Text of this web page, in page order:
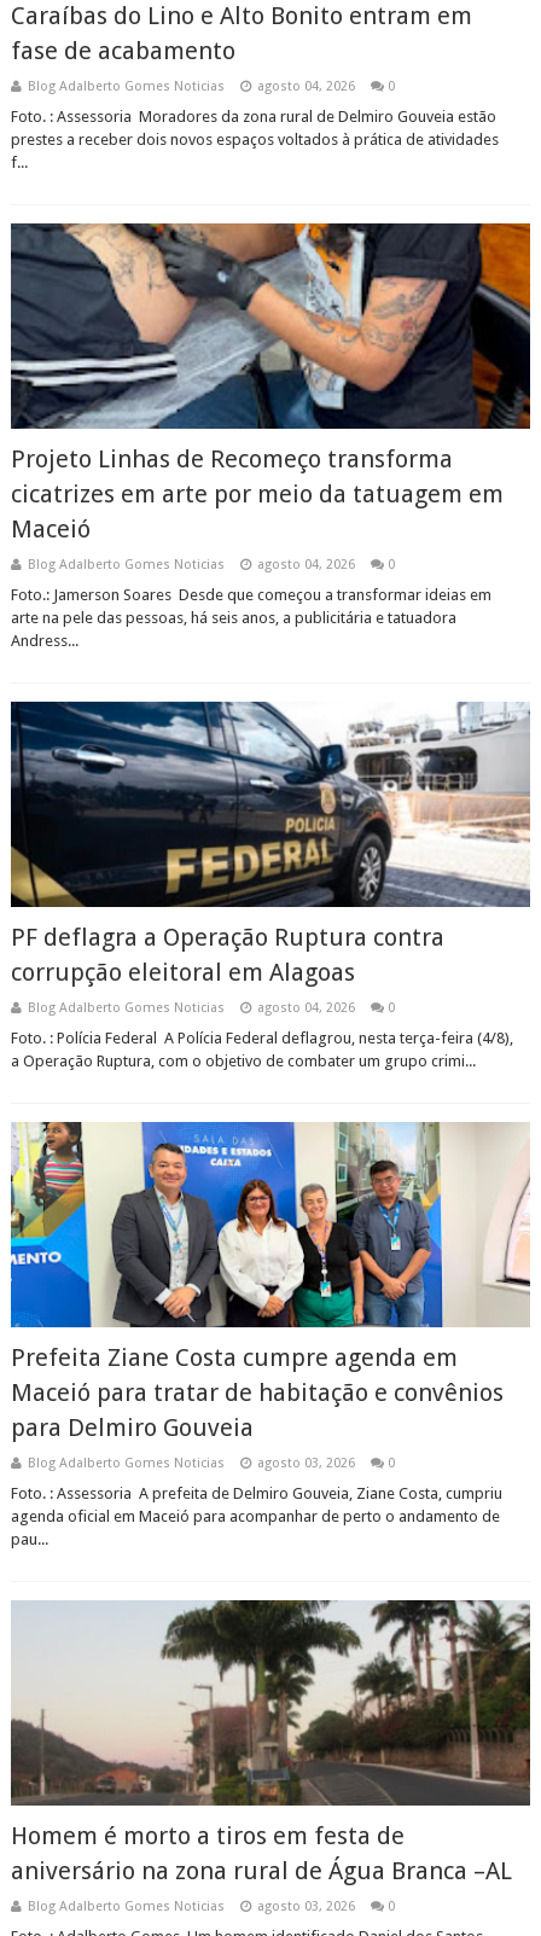
Caraíbas do Lino e Alto Bonito entram em
fase de acabamento
Blog Adalberto Gomes Noticias agosto 04, 2026 0
Foto. : Assessoria Moradores da zona rural de Delmiro Gouveia estão
prestes a receber dois novos espaços voltados à prática de atividades
f...
Projeto Linhas de Recomeço transforma
cicatrizes em arte por meio da tatuagem em
Maceió
Blog Adalberto Gomes Noticias agosto 04, 2026 0
Foto.: Jamerson Soares Desde que começou a transformar ideias em
arte na pele das pessoas, há seis anos, a publicitária e tatuadora
Andress...
PF deflagra a Operação Ruptura contra
corrupção eleitoral em Alagoas
Blog Adalberto Gomes Noticias agosto 04, 2026 0
Foto. : Polícia Federal A Polícia Federal deflagrou, nesta terça-feira (4/8),
a Operação Ruptura, com o objetivo de combater um grupo crimi...
Prefeita Ziane Costa cumpre agenda em
Maceió para tratar de habitação e convênios
para Delmiro Gouveia
Blog Adalberto Gomes Noticias agosto 03, 2026 0
Foto. : Assessoria A prefeita de Delmiro Gouveia, Ziane Costa, cumpriu
agenda oficial em Maceió para acompanhar de perto o andamento de
pau...
Homem é morto a tiros em festa de
aniversário na zona rural de Água Branca –AL
Blog Adalberto Gomes Noticias agosto 03, 2026 0